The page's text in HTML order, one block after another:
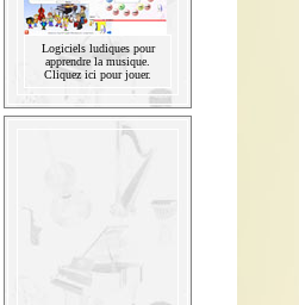
Logiciels ludiques pour
apprendre la musique.
Cliquez ici pour jouer.